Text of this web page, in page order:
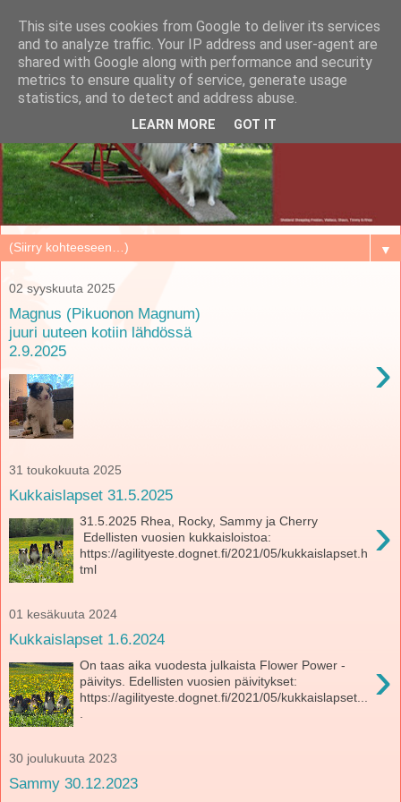
▼
02 syyskuuta 2025
Magnus (Pikuonon Magnum)
juuri uuteen kotiin lähdössä
2.9.2025
›
31 toukokuuta 2025
Kukkaislapset 31.5.2025
›
31.5.2025 Rhea, Rocky, Sammy ja Cherry
Edellisten vuosien kukkaisloistoa:
https://agilityeste.dognet.fi/2021/05/kukkaislapset.h
tml
01 kesäkuuta 2024
Kukkaislapset 1.6.2024
›
On taas aika vuodesta julkaista Flower Power -
päivitys. Edellisten vuosien päivitykset:
https://agilityeste.dognet.fi/2021/05/kukkaislapset...
30 joulukuuta 2023
Sammy 30.12.2023
This site uses cookies from Google to deliver its services
and to analyze traffic. Your IP address and user-agent are
shared with Google along with performance and security
metrics to ensure quality of service, generate usage
statistics, and to detect and address abuse.
LEARN MORE GOT IT